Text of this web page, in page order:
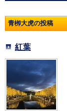
青栁大虎の投稿
紅葉